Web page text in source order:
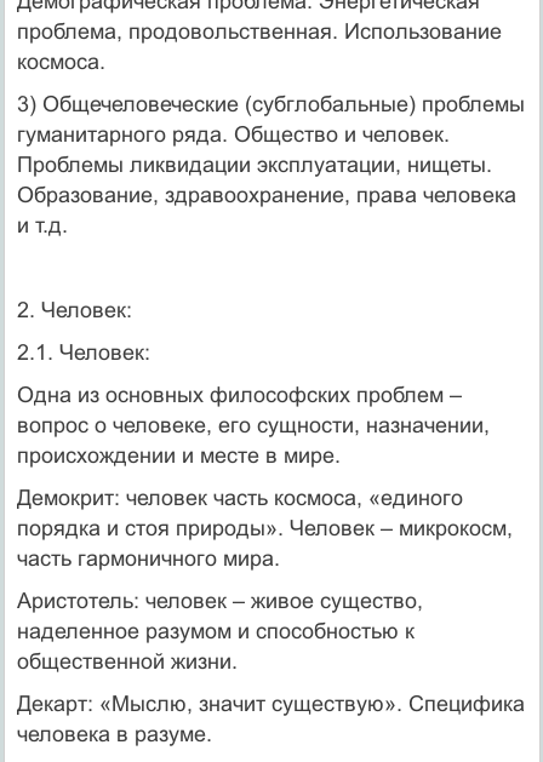
проблема, продовольственная. Использование
космоса.
3) Общечеловеческие (субглобальные) проблемы
гуманитарного ряда. Общество и человек.
Проблемы ликвидации эксплуатации, нищеты.
Образование, здравоохранение, права человека
и т.д.
2. Человек:
2.1. Человек:
Одна из основных философских проблем –
вопрос о человеке, его сущности, назначении,
происхождении и месте в мире.
Демокрит: человек часть космоса, «единого
порядка и стоя природы». Человек – микрокосм,
часть гармоничного мира.
Аристотель: человек – живое существо,
наделенное разумом и способностью к
общественной жизни.
Декарт: «Мыслю, значит существую». Специфика
человека в разуме.